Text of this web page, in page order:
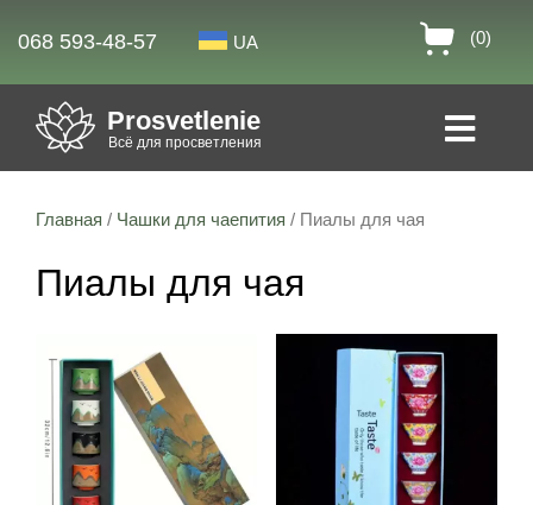
068 593-48-57 UA (0)
Prosvetlenie
Всё для просветления
Главная / Чашки для чаепития / Пиалы для чая
Пиалы для чая